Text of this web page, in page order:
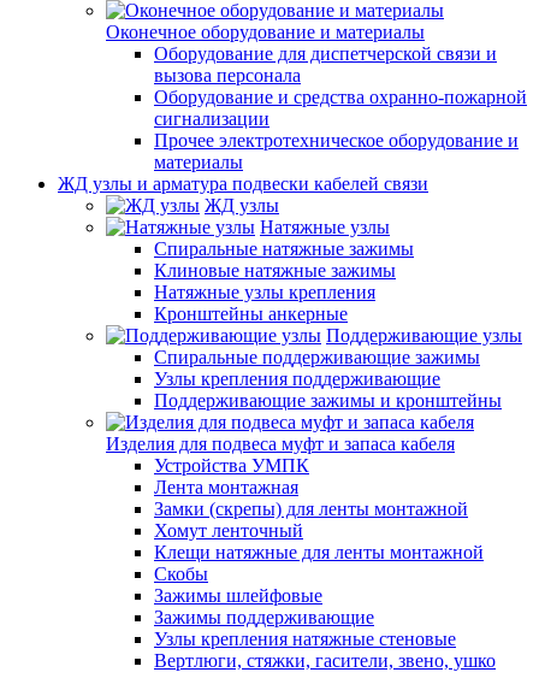
Оконечное оборудование и материалы
Оборудование для диспетчерской связи и
вызова персонала
Оборудование и средства охранно-пожарной
сигнализации
Прочее электротехническое оборудование и
материалы
ЖД узлы и арматура подвески кабелей связи
ЖД узлы
Натяжные узлы
Спиральные натяжные зажимы
Клиновые натяжные зажимы
Натяжные узлы крепления
Кронштейны анкерные
Поддерживающие узлы
Спиральные поддерживающие зажимы
Узлы крепления поддерживающие
Поддерживающие зажимы и кронштейны
Изделия для подвеса муфт и запаса кабеля
Устройства УМПК
Лента монтажная
Замки (скрепы) для ленты монтажной
Хомут ленточный
Клещи натяжные для ленты монтажной
Скобы
Зажимы шлейфовые
Зажимы поддерживающие
Узлы крепления натяжные стеновые
Вертлюги, стяжки, гасители, звено, ушко